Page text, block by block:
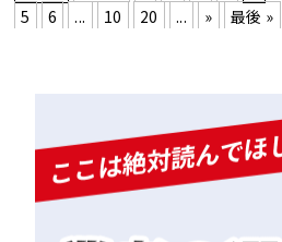
5
6 ... 10 20 ... » 最後 »